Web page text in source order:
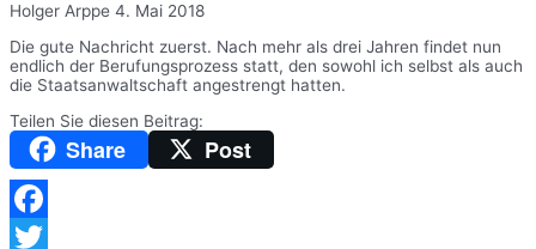
Holger Arppe 4. Mai 2018
Die gute Nachricht zuerst. Nach mehr als drei Jahren findet nun
endlich der Berufungsprozess statt, den sowohl ich selbst als auch
die Staatsanwaltschaft angestrengt hatten.
Teilen Sie diesen Beitrag:
Share Post
Facebook